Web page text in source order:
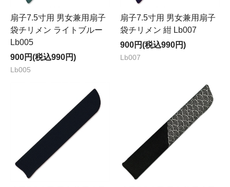
扇子7.5寸用 男女兼用扇子
袋チリメン ライトブルー
Lb005
900円(税込990円)
Lb005
扇子7.5寸用 男女兼用扇子
袋チリメン 紺 Lb007
900円(税込990円)
Lb007